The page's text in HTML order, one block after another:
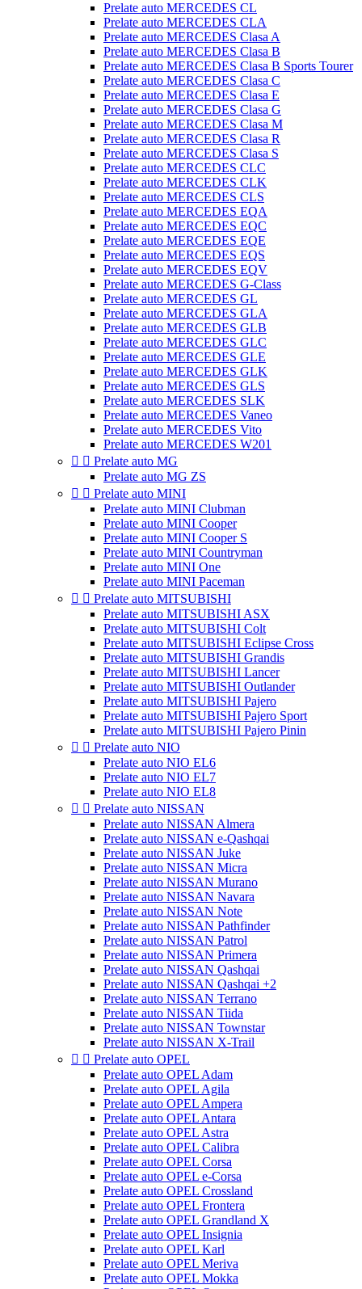
Prelate auto MERCEDES CL
Prelate auto MERCEDES CLA
Prelate auto MERCEDES Clasa A
Prelate auto MERCEDES Clasa B
Prelate auto MERCEDES Clasa B Sports Tourer
Prelate auto MERCEDES Clasa C
Prelate auto MERCEDES Clasa E
Prelate auto MERCEDES Clasa G
Prelate auto MERCEDES Clasa M
Prelate auto MERCEDES Clasa R
Prelate auto MERCEDES Clasa S
Prelate auto MERCEDES CLC
Prelate auto MERCEDES CLK
Prelate auto MERCEDES CLS
Prelate auto MERCEDES EQA
Prelate auto MERCEDES EQC
Prelate auto MERCEDES EQE
Prelate auto MERCEDES EQS
Prelate auto MERCEDES EQV
Prelate auto MERCEDES G-Class
Prelate auto MERCEDES GL
Prelate auto MERCEDES GLA
Prelate auto MERCEDES GLB
Prelate auto MERCEDES GLC
Prelate auto MERCEDES GLE
Prelate auto MERCEDES GLK
Prelate auto MERCEDES GLS
Prelate auto MERCEDES SLK
Prelate auto MERCEDES Vaneo
Prelate auto MERCEDES Vito
Prelate auto MERCEDES W201
  Prelate auto MG
Prelate auto MG ZS
  Prelate auto MINI
Prelate auto MINI Clubman
Prelate auto MINI Cooper
Prelate auto MINI Cooper S
Prelate auto MINI Countryman
Prelate auto MINI One
Prelate auto MINI Paceman
  Prelate auto MITSUBISHI
Prelate auto MITSUBISHI ASX
Prelate auto MITSUBISHI Colt
Prelate auto MITSUBISHI Eclipse Cross
Prelate auto MITSUBISHI Grandis
Prelate auto MITSUBISHI Lancer
Prelate auto MITSUBISHI Outlander
Prelate auto MITSUBISHI Pajero
Prelate auto MITSUBISHI Pajero Sport
Prelate auto MITSUBISHI Pajero Pinin
  Prelate auto NIO
Prelate auto NIO EL6
Prelate auto NIO EL7
Prelate auto NIO EL8
  Prelate auto NISSAN
Prelate auto NISSAN Almera
Prelate auto NISSAN e-Qashqai
Prelate auto NISSAN Juke
Prelate auto NISSAN Micra
Prelate auto NISSAN Murano
Prelate auto NISSAN Navara
Prelate auto NISSAN Note
Prelate auto NISSAN Pathfinder
Prelate auto NISSAN Patrol
Prelate auto NISSAN Primera
Prelate auto NISSAN Qashqai
Prelate auto NISSAN Qashqai +2
Prelate auto NISSAN Terrano
Prelate auto NISSAN Tiida
Prelate auto NISSAN Townstar
Prelate auto NISSAN X-Trail
  Prelate auto OPEL
Prelate auto OPEL Adam
Prelate auto OPEL Agila
Prelate auto OPEL Ampera
Prelate auto OPEL Antara
Prelate auto OPEL Astra
Prelate auto OPEL Calibra
Prelate auto OPEL Corsa
Prelate auto OPEL e-Corsa
Prelate auto OPEL Crossland
Prelate auto OPEL Frontera
Prelate auto OPEL Grandland X
Prelate auto OPEL Insignia
Prelate auto OPEL Karl
Prelate auto OPEL Meriva
Prelate auto OPEL Mokka